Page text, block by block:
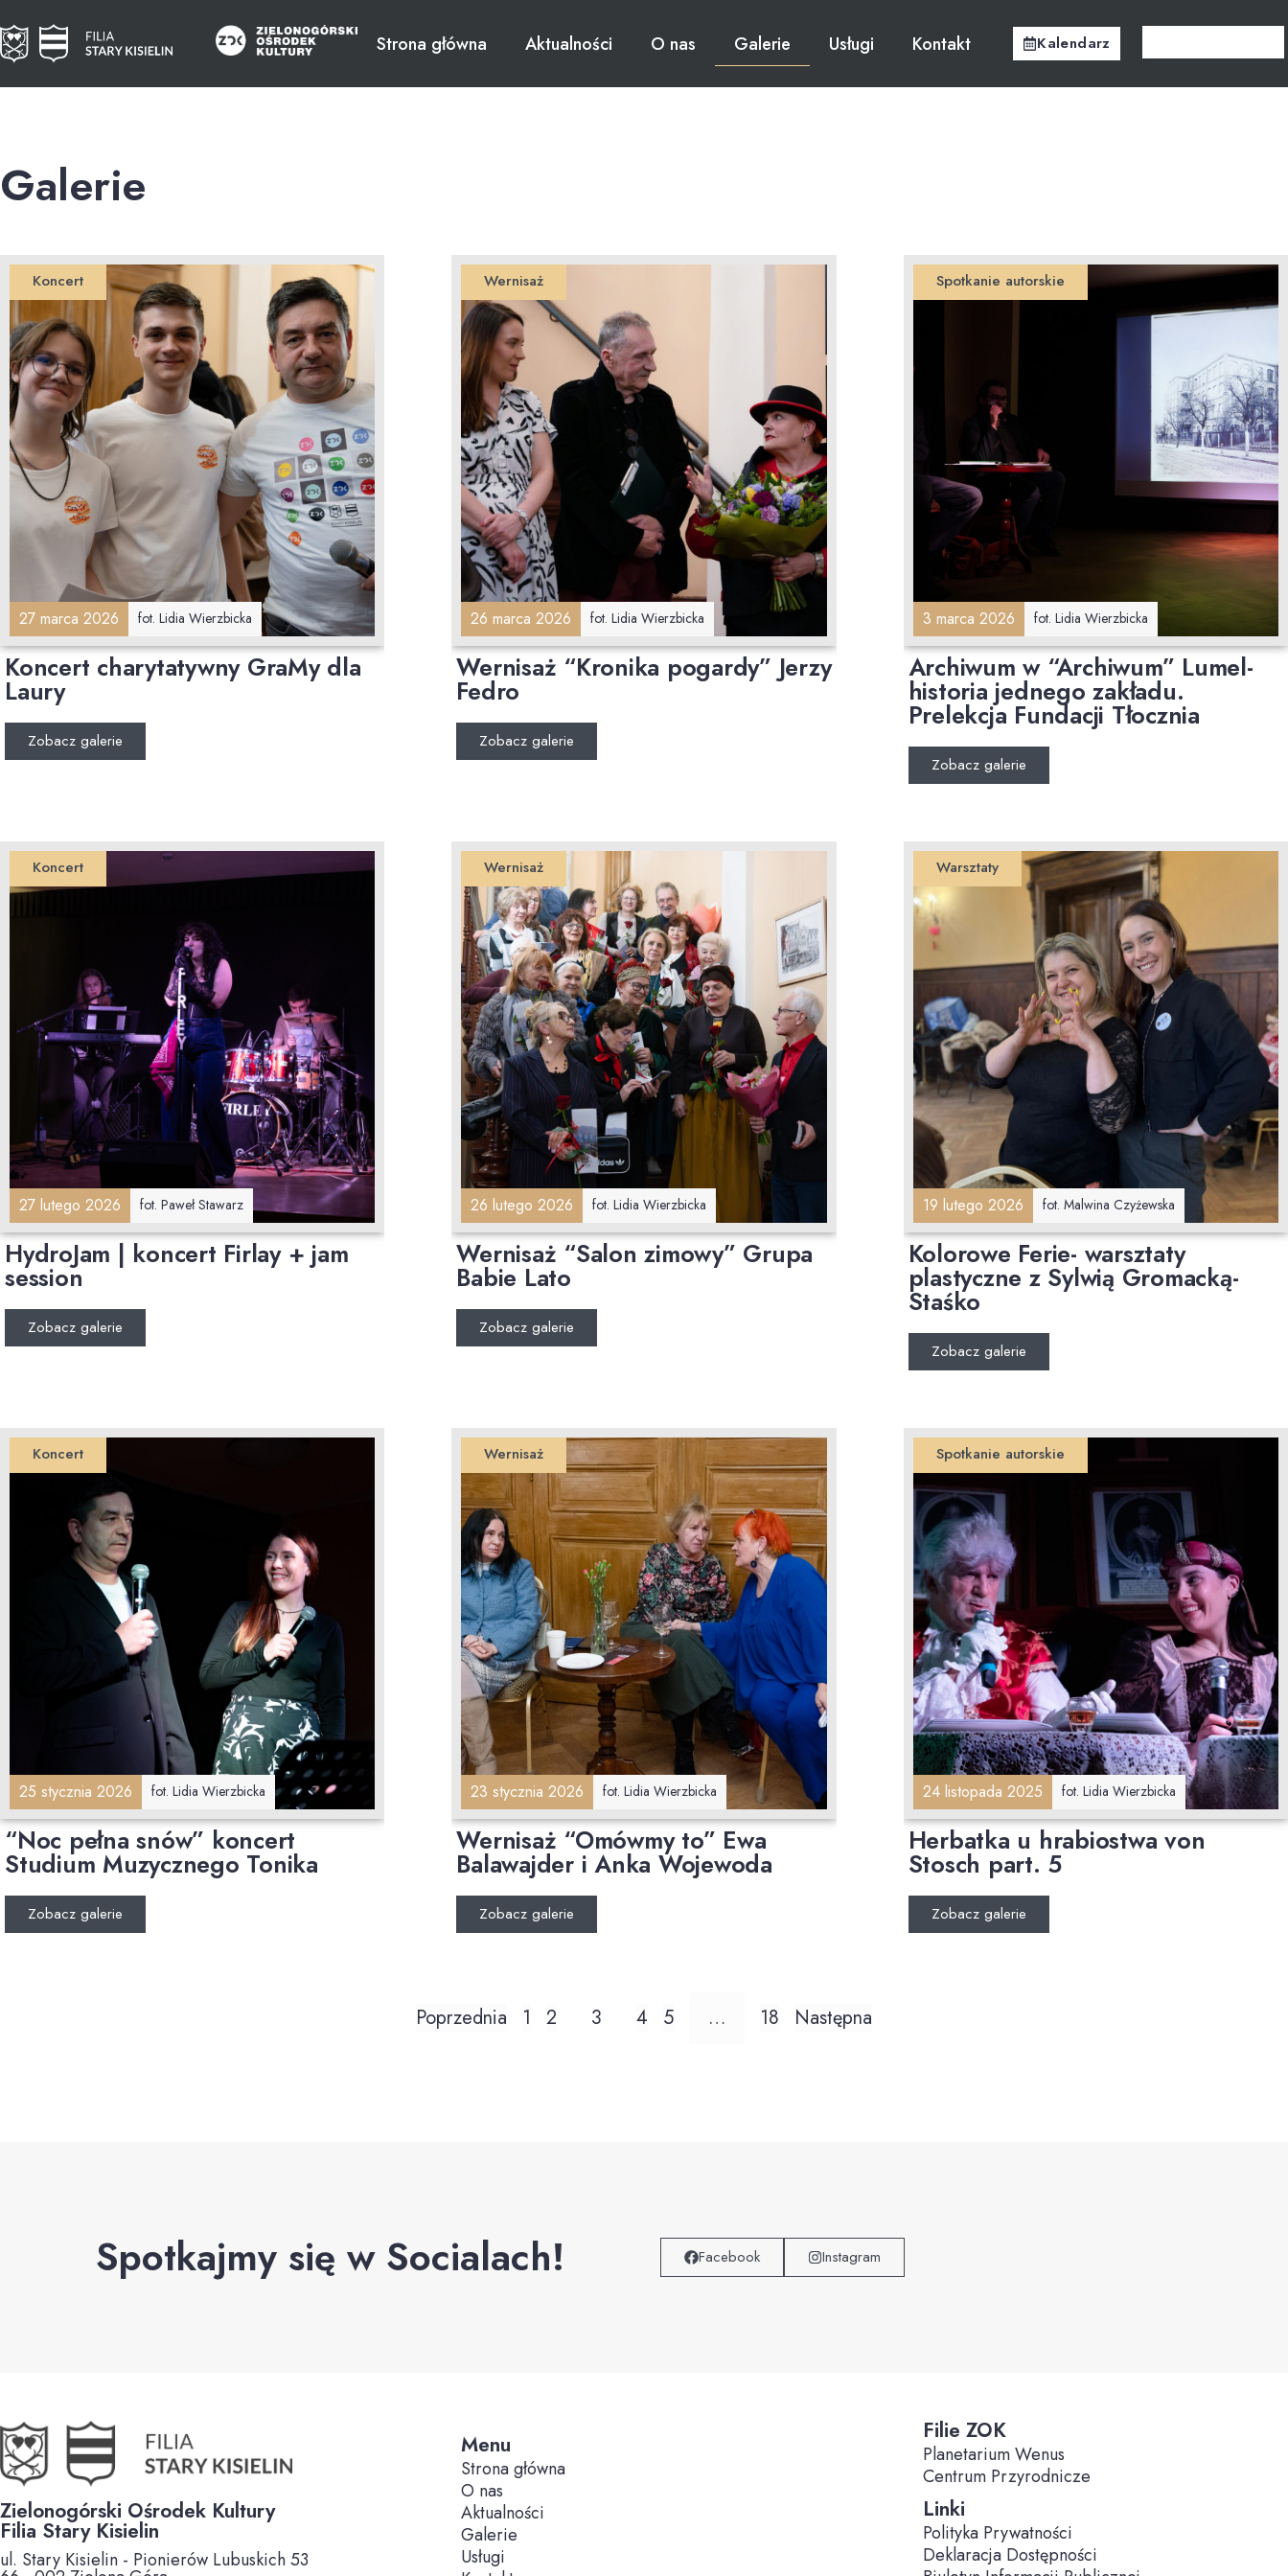
Strona główna Aktualności O nas Galerie Usługi Kontakt Kalendarz
Galerie
Koncert
27 marca 2026 fot. Lidia Wierzbicka
Koncert charytatywny GraMy dla
Laury
Zobacz galerie
Wernisaż
26 marca 2026 fot. Lidia Wierzbicka
Wernisaż “Kronika pogardy” Jerzy
Fedro
Zobacz galerie
Spotkanie autorskie
3 marca 2026 fot. Lidia Wierzbicka
Archiwum w “Archiwum” Lumel-
historia jednego zakładu.
Prelekcja Fundacji Tłocznia
Zobacz galerie
Koncert
27 lutego 2026 fot. Paweł Stawarz
HydroJam | koncert Firlay + jam
session
Zobacz galerie
Wernisaż
26 lutego 2026 fot. Lidia Wierzbicka
Wernisaż “Salon zimowy” Grupa
Babie Lato
Zobacz galerie
Warsztaty
19 lutego 2026 fot. Malwina Czyżewska
Kolorowe Ferie- warsztaty
plastyczne z Sylwią Gromacką-
Staśko
Zobacz galerie
Koncert
25 stycznia 2026 fot. Lidia Wierzbicka
“Noc pełna snów” koncert
Studium Muzycznego Tonika
Zobacz galerie
Wernisaż
23 stycznia 2026 fot. Lidia Wierzbicka
Wernisaż “Omówmy to” Ewa
Balawajder i Anka Wojewoda
Zobacz galerie
Spotkanie autorskie
24 listopada 2025 fot. Lidia Wierzbicka
Herbatka u hrabiostwa von
Stosch part. 5
Zobacz galerie
Poprzednia 1 2 3 4 5 … 18 Następna
Spotkajmy się w Socialach! Facebook Instagram
Zielonogórski Ośrodek Kultury
Filia Stary Kisielin
ul. Stary Kisielin - Pionierów Lubuskich 53
Menu
Strona główna
O nas
Aktualności
Galerie
Usługi
Filie ZOK
Planetarium Wenus
Centrum Przyrodnicze
Linki
Polityka Prywatności
Deklaracja Dostępności